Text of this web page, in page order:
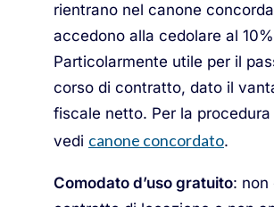
rientrano nel canone
accedono alla cedolare al
Particolarmente utile per il
corso di contratto, dato il
fiscale netto. Per la procedura
vedi canone concordato.
Comodato d’uso gratuito: non